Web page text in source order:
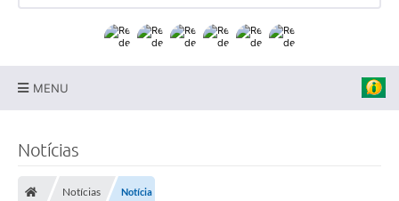
MENU
Notícias
Notícias Notícia